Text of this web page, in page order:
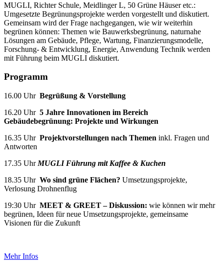
MUGLI, Richter Schule, Meidlinger L, 50 Grüne Häuser etc.:
Umgesetzte Begrünungsprojekte werden vorgestellt und diskutiert.
Gemeinsam wird der Frage nachgegangen, wie wir weiterhin
begrünen können: Themen wie Bauwerksbegrünung, naturnahe
Lösungen am Gebäude, Pflege, Wartung, Finanzierungsmodelle,
Forschung- & Entwicklung, Energie, Anwendung Technik werden
mit Führung beim MUGLI diskutiert.
Programm
16.00 Uhr Begrüßung & Vorstellung
16.20 Uhr 5 Jahre Innovationen im Bereich
Gebäudebegrünung: Projekte und Wirkungen
16.35 Uhr Projektvorstellungen nach Themen inkl. Fragen und
Antworten
17.35 Uhr MUGLI Führung mit Kaffee & Kuchen
18.35 Uhr Wo sind grüne Flächen? Umsetzungsprojekte,
Verlosung Drohnenflug
19:30 Uhr MEET & GREET – Diskussion: wie können wir mehr
begrünen, Ideen für neue Umsetzungsprojekte, gemeinsame
Visionen für die Zukunft
Mehr Infos